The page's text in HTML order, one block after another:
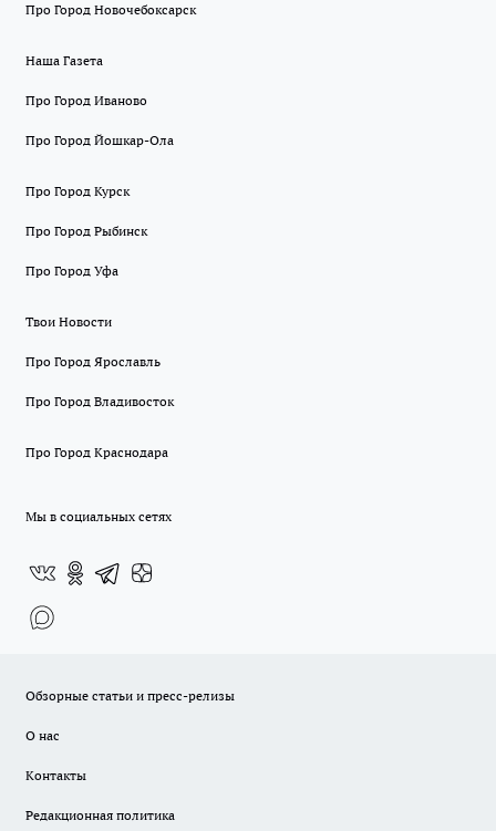
Про Город Новочебоксарск
Наша Газета
Про Город Иваново
Про Город Йошкар-Ола
Про Город Курск
Про Город Рыбинск
Про Город Уфа
Твои Новости
Про Город Ярославль
Про Город Владивосток
Про Город Краснодара
Мы в социальных сетях
Обзорные статьи и пресс-релизы
О нас
Контакты
Редакционная политика